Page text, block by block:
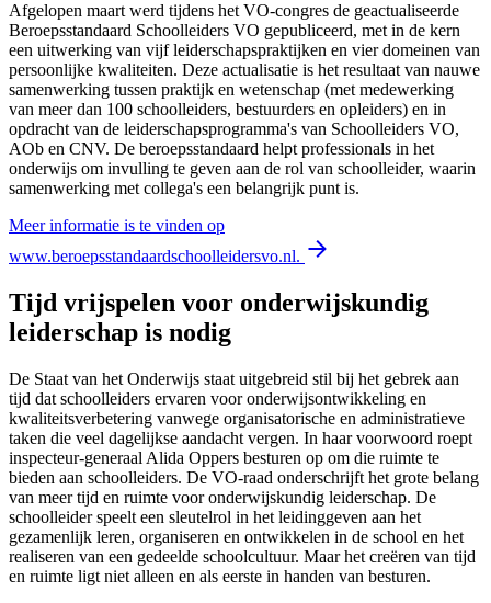
Afgelopen maart werd tijdens het VO-congres de geactualiseerde
Beroepsstandaard Schoolleiders VO gepubliceerd, met in de kern
een uitwerking van vijf leiderschapspraktijken en vier domeinen van
persoonlijke kwaliteiten. Deze actualisatie is het resultaat van nauwe
samenwerking tussen praktijk en wetenschap (met medewerking
van meer dan 100 schoolleiders, bestuurders en opleiders) en in
opdracht van de leiderschapsprogramma's van Schoolleiders VO,
AOb en CNV. De beroepsstandaard helpt professionals in het
onderwijs om invulling te geven aan de rol van schoolleider, waarin
samenwerking met collega's een belangrijk punt is.
Meer informatie is te vinden op
www.beroepsstandaardschoolleidersvo.nl.
Tijd vrijspelen voor onderwijskundig
leiderschap is nodig
De Staat van het Onderwijs staat uitgebreid stil bij het gebrek aan
tijd dat schoolleiders ervaren voor onderwijsontwikkeling en
kwaliteitsverbetering vanwege organisatorische en administratieve
taken die veel dagelijkse aandacht vergen. In haar voorwoord roept
inspecteur-generaal Alida Oppers besturen op om die ruimte te
bieden aan schoolleiders. De VO-raad onderschrijft het grote belang
van meer tijd en ruimte voor onderwijskundig leiderschap. De
schoolleider speelt een sleutelrol in het leidinggeven aan het
gezamenlijk leren, organiseren en ontwikkelen in de school en het
realiseren van een gedeelde schoolcultuur. Maar het creëren van tijd
en ruimte ligt niet alleen en als eerste in handen van besturen.